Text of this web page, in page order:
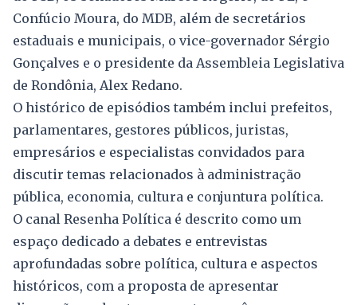
Confúcio Moura, do MDB, além de secretários
estaduais e municipais, o vice-governador Sérgio
Gonçalves e o presidente da Assembleia Legislativa
de Rondônia, Alex Redano.
O histórico de episódios também inclui prefeitos,
parlamentares, gestores públicos, juristas,
empresários e especialistas convidados para
discutir temas relacionados à administração
pública, economia, cultura e conjuntura política.
O canal Resenha Política é descrito como um
espaço dedicado a debates e entrevistas
aprofundadas sobre política, cultura e aspectos
históricos, com a proposta de apresentar